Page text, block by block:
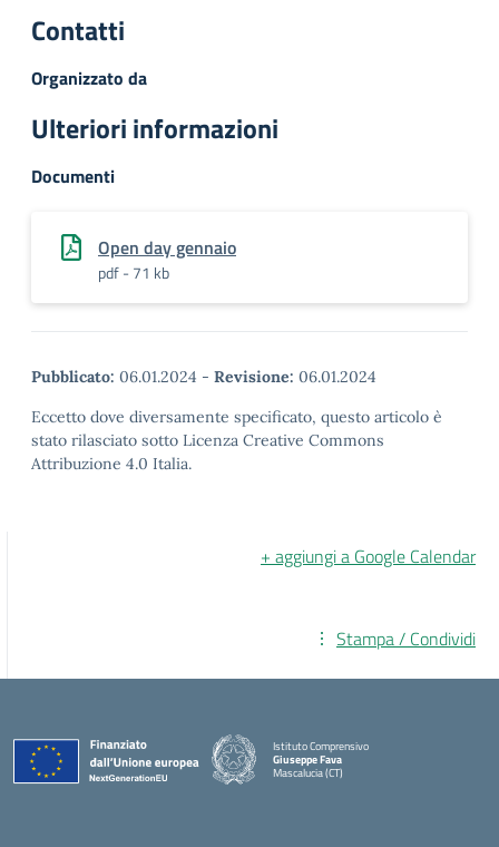
Contatti
Organizzato da
Ulteriori informazioni
Documenti
Open day gennaio
pdf - 71 kb
Pubblicato: 06.01.2024 - Revisione: 06.01.2024
Eccetto dove diversamente specificato, questo articolo è
stato rilasciato sotto Licenza Creative Commons
Attribuzione 4.0 Italia.
+ aggiungi a Google Calendar
Stampa / Condividi
Istituto Comprensivo
Giuseppe Fava
Mascalucia (CT)